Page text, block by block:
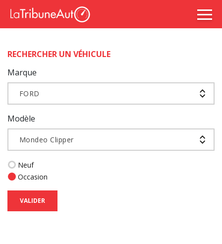
RECHERCHER UN VÉHICULE
Marque
FORD
Modèle
Mondeo Clipper
Neuf
Occasion
VALIDER